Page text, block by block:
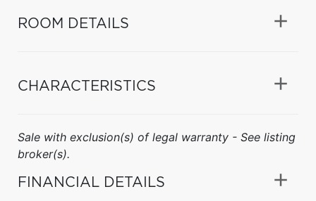
ROOM DETAILS
CHARACTERISTICS
Sale with exclusion(s) of legal warranty - See listing
broker(s).
FINANCIAL DETAILS